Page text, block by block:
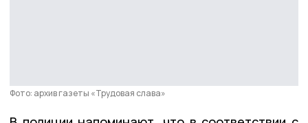
Фото: архив газеты «Трудовая слава»